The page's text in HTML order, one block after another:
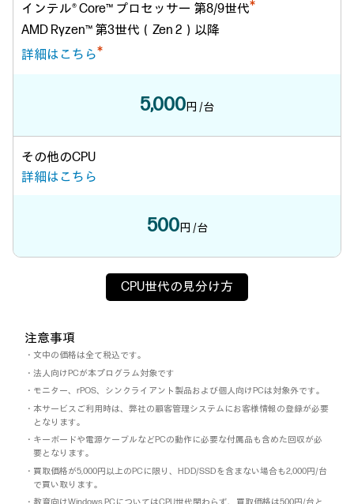
インテル® Core™ プロセッサー 第8/9世代*
AMD Ryzen™ 第3世代（Zen 2）以降
詳細はこちら*
5,000円 /台
その他のCPU
詳細はこちら
500円 /台
CPU世代の見分け方
注意事項
・文中の価格は全て税込です。
・法人向けPCが本プログラム対象です
・モニター、rPOS、シンクライアント製品および個人向けPCは対象外です。
・本サービスご利用時は、弊社の顧客管理システムにお客様情報の登録が必要
となります。
・キーボードや電源ケーブルなどPCの動作に必要な付属品も含めた回収が必
要となります。
・買取価格が5,000円以上のPCに限り、HDD/SSDを含まない場合も2,000円/台
で買い取ります。